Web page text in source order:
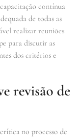
contínua
de todas as
realizar reuniões
para discutir as
dos critérios e
revisão de
no processo de